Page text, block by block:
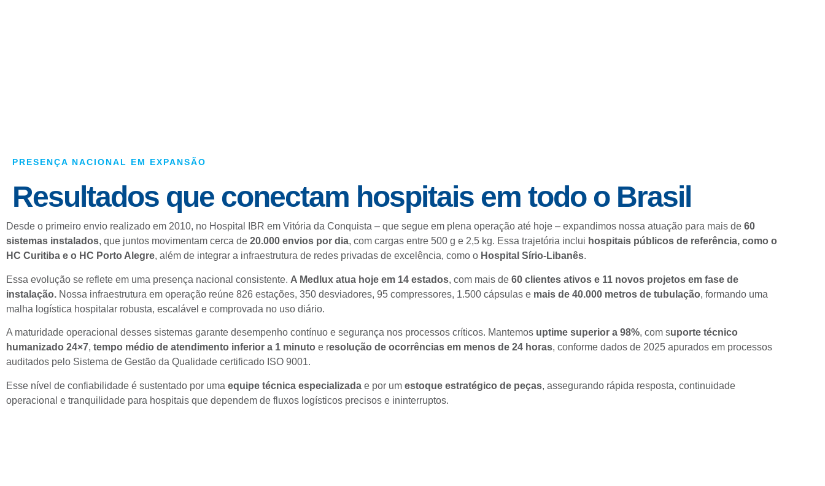
PRESENÇA NACIONAL EM EXPANSÃO
Resultados que conectam hospitais em todo o Brasil
Desde o primeiro envio realizado em 2010, no Hospital IBR em Vitória da Conquista – que segue em plena operação até hoje – expandimos nossa atuação para mais de 60
sistemas instalados, que juntos movimentam cerca de 20.000 envios por dia, com cargas entre 500 g e 2,5 kg. Essa trajetória inclui hospitais públicos de referência, como o
HC Curitiba e o HC Porto Alegre, além de integrar a infraestrutura de redes privadas de excelência, como o Hospital Sírio-Libanês.
Essa evolução se reflete em uma presença nacional consistente. A Medlux atua hoje em 14 estados, com mais de 60 clientes ativos e 11 novos projetos em fase de
instalação. Nossa infraestrutura em operação reúne 826 estações, 350 desviadores, 95 compressores, 1.500 cápsulas e mais de 40.000 metros de tubulação, formando uma
malha logística hospitalar robusta, escalável e comprovada no uso diário.
A maturidade operacional desses sistemas garante desempenho contínuo e segurança nos processos críticos. Mantemos uptime superior a 98%, com suporte técnico
humanizado 24×7, tempo médio de atendimento inferior a 1 minuto e resolução de ocorrências em menos de 24 horas, conforme dados de 2025 apurados em processos
auditados pelo Sistema de Gestão da Qualidade certificado ISO 9001.
Esse nível de confiabilidade é sustentado por uma equipe técnica especializada e por um estoque estratégico de peças, assegurando rápida resposta, continuidade
operacional e tranquilidade para hospitais que dependem de fluxos logísticos precisos e ininterruptos.